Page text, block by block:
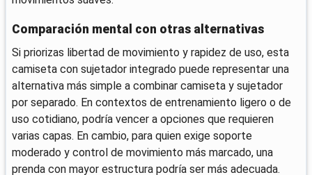
Comparación mental con otras alternativas
Si priorizas libertad de movimiento y rapidez de uso, esta
camiseta con sujetador integrado puede representar una
alternativa más simple a combinar camiseta y sujetador
por separado. En contextos de entrenamiento ligero o de
uso cotidiano, podría vencer a opciones que requieren
varias capas. En cambio, para quien exige soporte
moderado y control de movimiento más marcado, una
prenda con mayor estructura podría ser más adecuada.